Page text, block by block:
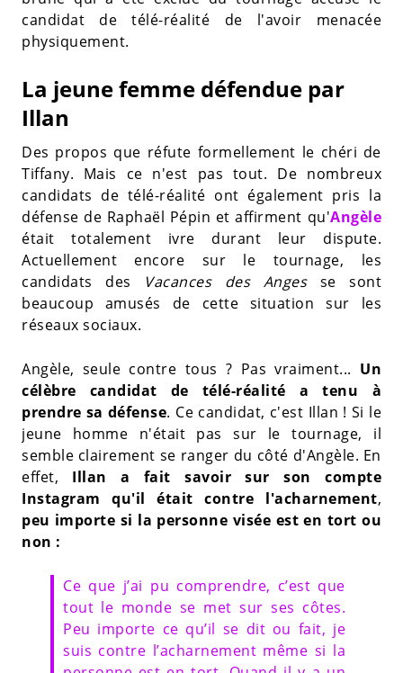
candidat de télé-réalité de l'avoir menacée
physiquement.
La jeune femme défendue par
Illan
Des propos que réfute formellement le chéri de
Tiffany. Mais ce n'est pas tout. De nombreux
candidats de télé-réalité ont également pris la
défense de Raphaël Pépin et affirment qu'Angèle
était totalement ivre durant leur dispute.
Actuellement encore sur le tournage, les
candidats des
Vacances des Angesse sont
beaucoup amusés de cette situation sur les
réseaux sociaux.
Angèle, seule contre tous ? Pas vraiment... Un
célèbre candidat de télé-réalité a tenu à
prendre sa défense. Ce candidat, c'est Illan ! Si le
jeune homme n'était pas sur le tournage, il
semble clairement se ranger du côté d'Angèle. En
effet, Illan a fait savoir sur son compte
Instagram qu'il était contre l'acharnement,
peu importe si la personne visée est en tort ou
non :
Ce que j’ai pu comprendre, c’est que
tout le monde se met sur ses côtes.
Peu importe ce qu’il se dit ou fait, je
suis contre l’acharnement même si la